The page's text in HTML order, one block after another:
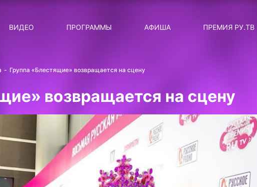
ВИДЕО
ПРОГРАММЫ
СТАТУС: В СЕТИ
СИЯЙ ПО-ЗВЁЗДНОМУ
ЛИЧНЫЙ ВОПРОС
ДОТЯНИСЬ ДО ЗВЁЗД
АФИША ПРЕМИЯ РУ.ТВ
Группа «Блестящие» возвращается на сцену
возвращается на сцену